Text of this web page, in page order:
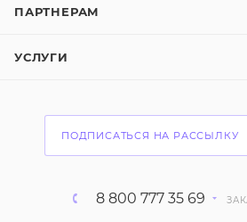
ПАРТНЕРАМ
УСЛУГИ
ПОДПИСАТЬСЯ НА РАССЫЛКУ
8 800 777 35 69